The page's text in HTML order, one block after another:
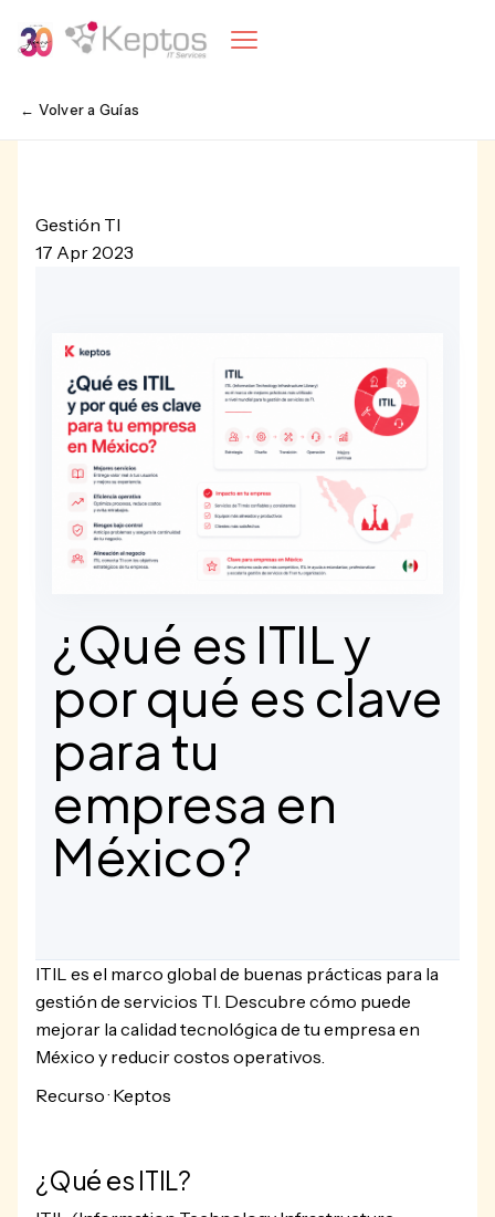
← Volver a Guías
Gestión TI
17 Apr 2023
¿Qué es ITIL y
por qué es clave
para tu
empresa en
México?
ITIL es el marco global de buenas prácticas para la
gestión de servicios TI. Descubre cómo puede
mejorar la calidad tecnológica de tu empresa en
México y reducir costos operativos.
Recurso · Keptos
¿Qué es ITIL?